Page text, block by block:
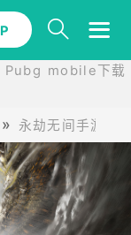
Pubg mobile下载
永劫无间手游（